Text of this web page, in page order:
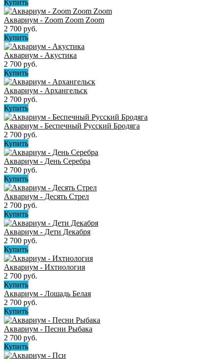
Купить
Аквариум - Zoom Zoom Zoom
2 700 руб.
Купить
Аквариум - Акустика
2 700 руб.
Купить
Аквариум - Архангельск
2 700 руб.
Купить
Аквариум - Беспечный Русский Бродяга
2 700 руб.
Купить
Аквариум - День Серебра
2 700 руб.
Купить
Аквариум - Десять Стрел
2 700 руб.
Купить
Аквариум - Дети Декабря
2 700 руб.
Купить
Аквариум - Ихтиология
2 700 руб.
Купить
Аквариум - Лошадь Белая
2 700 руб.
Купить
Аквариум - Песни Рыбака
2 700 руб.
Купить